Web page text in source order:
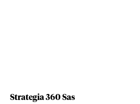
Strategia 360 Sas